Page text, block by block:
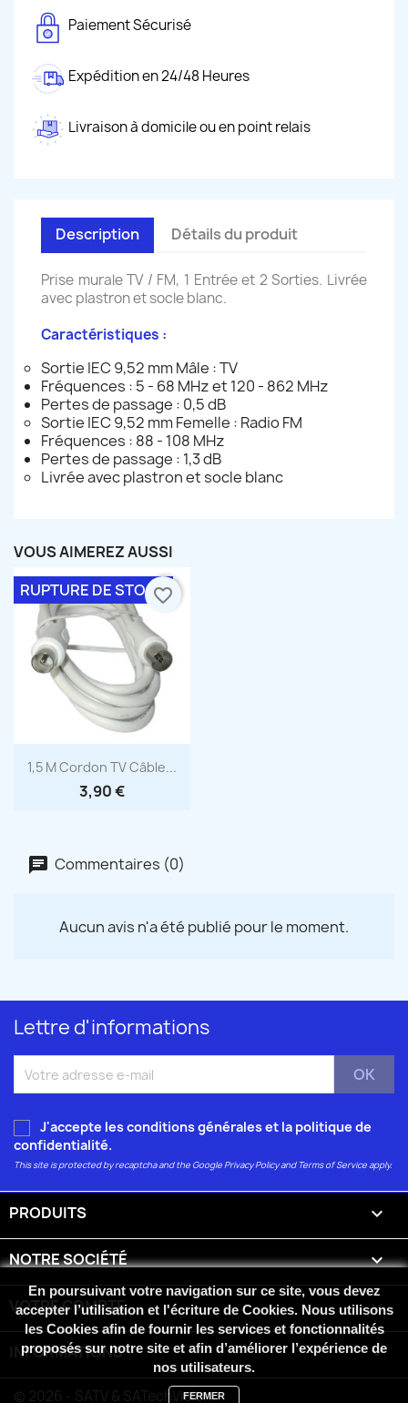
Paiement Sécurisé
Expédition en 24/48 Heures
Livraison à domicile ou en point relais
Description Détails du produit
Prise murale TV / FM, 1 Entrée et 2 Sorties. Livrée
avec plastron et socle blanc.
Caractéristiques :
Sortie IEC 9,52 mm Mâle : TV
Fréquences : 5 - 68 MHz et 120 - 862 MHz
Pertes de passage : 0,5 dB
Sortie IEC 9,52 mm Femelle : Radio FM
Fréquences : 88 - 108 MHz
Pertes de passage : 1,3 dB
Livrée avec plastron et socle blanc
VOUS AIMEREZ AUSSI
Aperçu rapide
1,5 M Cordon TV Câble...
3,90 €
RUPTURE DE STOCK
favorite_border
Commentaires (0)
Aucun avis n'a été publié pour le moment.
Lettre d'informations
J'accepte les conditions générales et la politique de
confidentialité.
This site is protected by recaptcha and the GooglePrivacy PolicyandTerms of Serviceapply.
PRODUITS 
NOTRE SOCIÉTÉ 
VOTRE COMPTE 
INFORMATIONS keyboard_arrow_down
En poursuivant votre navigation sur ce site, vous devez
accepter l’utilisation et l'écriture de Cookies. Nous utilisons
les Cookies afin de fournir les services et fonctionnalités
proposés sur notre site et afin d’améliorer l’expérience de
nos utilisateurs.
FERMER
© 2026 - SATV & SATechVision